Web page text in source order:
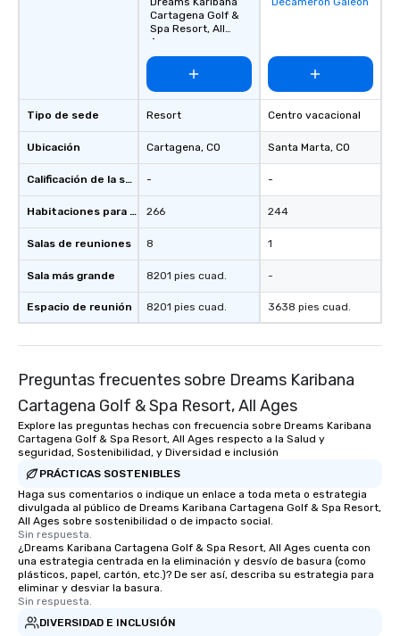
Tipo de sede
Ubicación
Calificación de la sede
Habitaciones para huéspedes
Salas de reuniones
Sala más grande
Espacio de reunión
Cartagena Golf &
Spa Resort, All
Ages
Resort
Cartagena, CO
-
266
8
8201 pies cuad.
8201 pies cuad.
Centro vacacional
Santa Marta, CO
-
244
1
-
3638 pies cuad.
Preguntas frecuentes sobre Dreams Karibana
Cartagena Golf & Spa Resort, All Ages
Explore las preguntas hechas con frecuencia sobre Dreams Karibana
Cartagena Golf & Spa Resort, All Ages respecto a la Salud y
seguridad, Sostenibilidad, y Diversidad e inclusión
PRÁCTICAS SOSTENIBLES
Haga sus comentarios o indique un enlace a toda meta o estrategia
divulgada al público de Dreams Karibana Cartagena Golf & Spa Resort,
All Ages sobre sostenibilidad o de impacto social.
Sin respuesta.
¿Dreams Karibana Cartagena Golf & Spa Resort, All Ages cuenta con
una estrategia centrada en la eliminación y desvío de basura (como
plásticos, papel, cartón, etc.)? De ser así, describa su estrategia para
eliminar y desviar la basura.
Sin respuesta.
DIVERSIDAD E INCLUSIÓN